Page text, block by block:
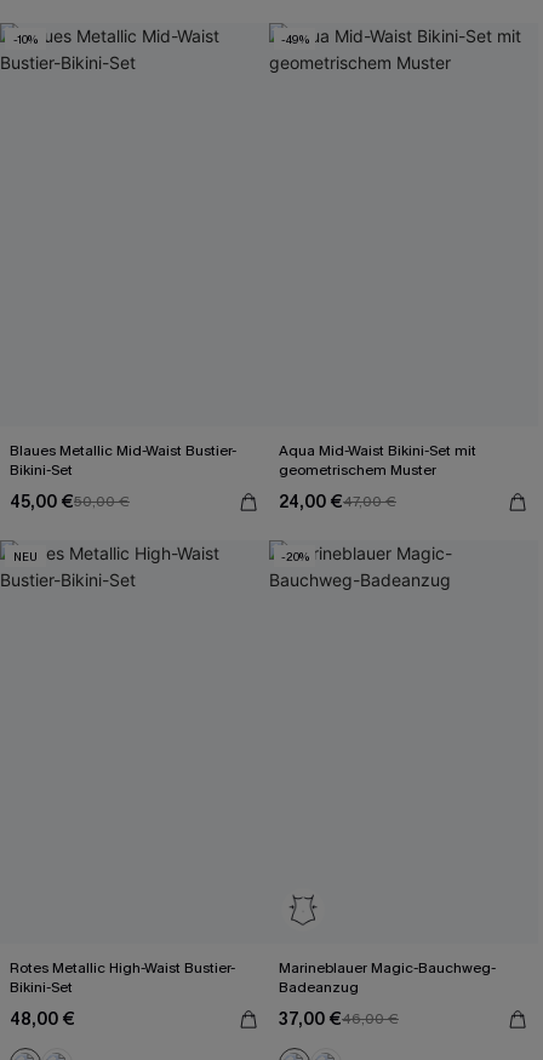
-10%
Blaues Metallic Mid-Waist Bustier-
Bikini-Set
45,00 €50,00 €
-49%
Aqua Mid-Waist Bikini-Set mit
geometrischem Muster
24,00 €47,00 €
NEU
Rotes Metallic High-Waist Bustier-
Bikini-Set
48,00 €
-20%
Marineblauer Magic-Bauchweg-
Badeanzug
37,00 €46,00 €